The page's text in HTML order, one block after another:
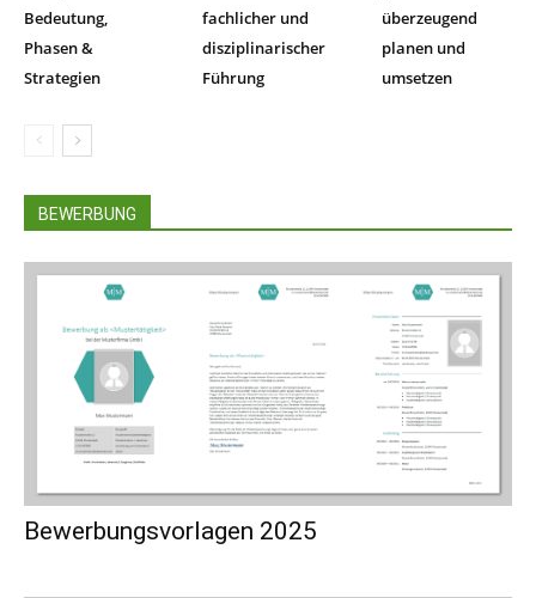
Bedeutung,
Phasen &
Strategien
fachlicher und
disziplinarischer
Führung
überzeugend
planen und
umsetzen
BEWERBUNG
Bewerbungsvorlagen 2025